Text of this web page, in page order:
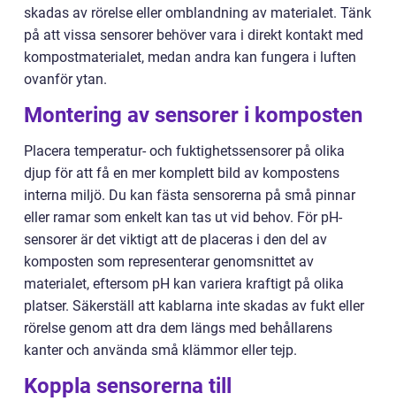
skadas av rörelse eller omblandning av materialet. Tänk
på att vissa sensorer behöver vara i direkt kontakt med
kompostmaterialet, medan andra kan fungera i luften
ovanför ytan.
Montering av sensorer i komposten
Placera temperatur- och fuktighetssensorer på olika
djup för att få en mer komplett bild av kompostens
interna miljö. Du kan fästa sensorerna på små pinnar
eller ramar som enkelt kan tas ut vid behov. För pH-
sensorer är det viktigt att de placeras i den del av
komposten som representerar genomsnittet av
materialet, eftersom pH kan variera kraftigt på olika
platser. Säkerställ att kablarna inte skadas av fukt eller
rörelse genom att dra dem längs med behållarens
kanter och använda små klämmor eller tejp.
Koppla sensorerna till